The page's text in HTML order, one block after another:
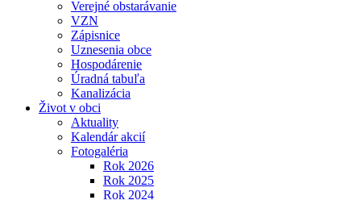
Verejné obstarávanie
VZN
Zápisnice
Uznesenia obce
Hospodárenie
Úradná tabuľa
Kanalizácia
Život v obci
Aktuality
Kalendár akcií
Fotogaléria
Rok 2026
Rok 2025
Rok 2024